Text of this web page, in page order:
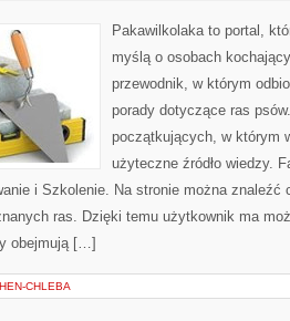
Pakawilkolaka to portal,
myślą o osobach
przewodnik, w którym
porady dotyczące ras
początkujących, w którym
użyteczne źródło wiedzy.
i Szkolenie. Na stronie można znaleźć
ras. Dzięki temu użytkownik ma
obejmują […]
CHLEBA